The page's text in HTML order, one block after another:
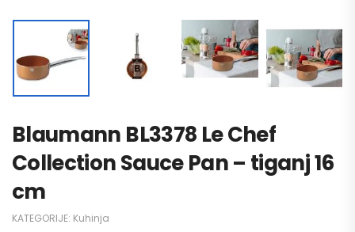
Blaumann BL3378 Le Chef
Collection Sauce Pan – tiganj 16
cm
KATEGORIJE: Kuhinja